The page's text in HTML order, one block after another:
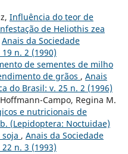
Influência do teor de
de Heliothis zea
Anais da Sociedade
n. 2 (1990)
de sementes de milho
de grãos , Anais
do Brasil: v. 25 n. 2 (1996)
Campo, Regina M.
e nutricionais de
(Lepidoptera: Noctuidae)
, Anais da Sociedade
n. 3 (1993)